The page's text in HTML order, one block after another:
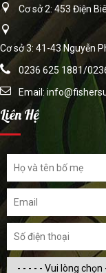
Cơ sở 2: 453 Điện
Cơ sở 3: 41-43 Nguyễn
0236 625 1881/
Email:
Liên Hệ